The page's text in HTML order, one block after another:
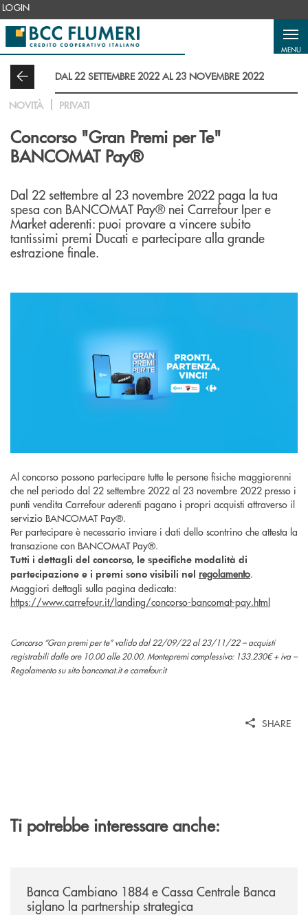
Salta al contenuto principale
LOGIN
MENU
DAL 22 SETTEMBRE 2022 AL 23 NOVEMBRE 2022
NOVITÀ PRIVATI
Concorso "Gran Premi per Te"
BANCOMAT Pay®
Dal 22 settembre al 23 novembre 2022 paga la tua
spesa con BANCOMAT Pay® nei Carrefour Iper e
Market aderenti: puoi provare a vincere subito
tantissimi premi Ducati e partecipare alla grande
estrazione finale.
Al concorso possono partecipare tutte le persone fisiche maggiorenni
che nel periodo dal 22 settembre 2022 al 23 novembre 2022 presso i
punti vendita Carrefour aderenti pagano i propri acquisti attraverso il
servizio BANCOMAT Pay®.
Per partecipare è necessario inviare i dati dello scontrino che attesta la
transazione con BANCOMAT Pay®.
Tutti i dettagli del concorso, le specifiche modalità di
partecipazione e i premi sono visibili nel regolamento.
Maggiori dettagli sulla pagina dedicata:
https://www.carrefour.it/landing/concorso-bancomat-pay.html
Concorso “Gran premi per te” valido dal 22/09/22 al 23/11/22 – acquisti
registrabili dalle ore 10.00 alle 20.00. Montepremi complessivo: 133.230€ + iva –
Regolamento su sito bancomat.it e carrefour.it
SHARE
Ti potrebbe interessare anche:
Banca Cambiano 1884 e Cassa Centrale Banca
siglano la partnership strategica